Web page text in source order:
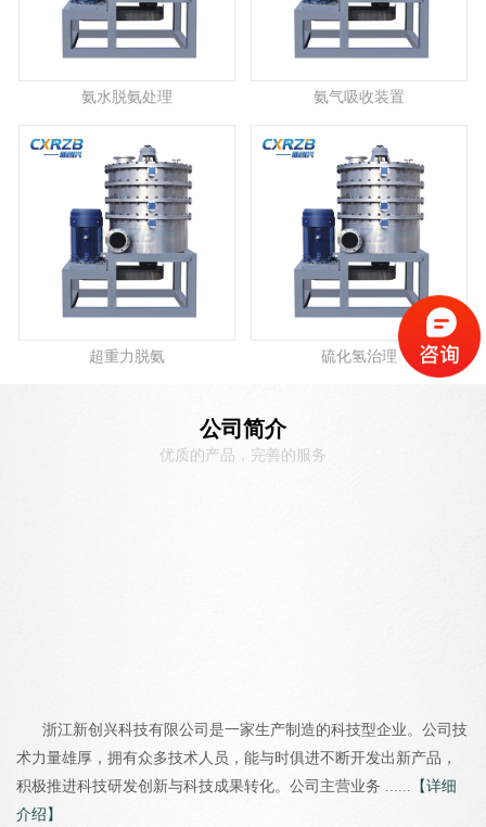
氨水脱氨处理 氨气吸收装置
超重力脱氨 硫化氢治理
公司简介
优质的产品，完善的服务
浙江新创兴科技有限公司是一家生产制造的科技型企业。公司技
术力量雄厚，拥有众多技术人员，能与时俱进不断开发出新产品，
积极推进科技研发创新与科技成果转化。公司主营业务 ...... 【详细
介绍】